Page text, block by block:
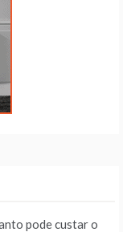
pode custar o